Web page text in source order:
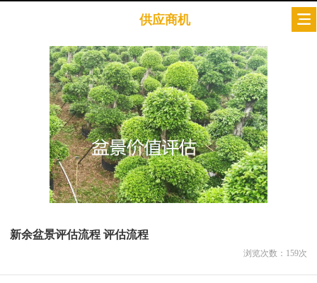
供应商机
新余盆景评估流程 评估流程
浏览次数： 159次